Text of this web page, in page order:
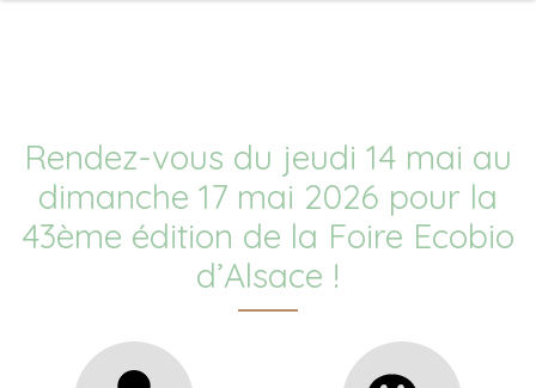
Rendez-vous du jeudi 14 mai au
dimanche 17 mai 2026 pour la
43ème édition de la Foire Ecobio
d’Alsace !